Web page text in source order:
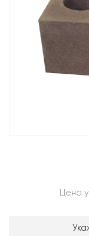
Цена